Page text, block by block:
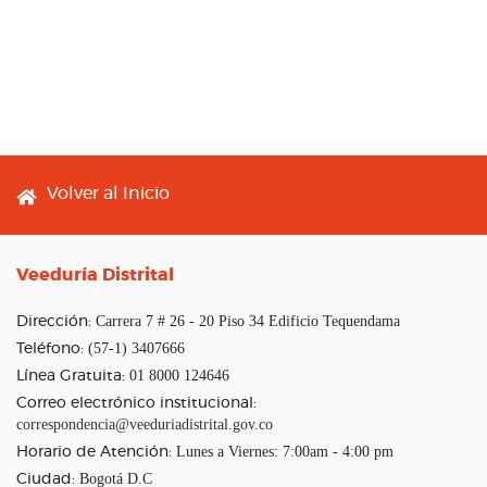
Footer menu
Volver al Inicio
Veeduría Distrital
Dirección: Carrera 7 # 26 - 20 Piso 34 Edificio Tequendama
Teléfono: (57-1) 3407666
Línea Gratuita: 01 8000 124646
Correo electrónico institucional:
correspondencia@veeduriadistrital.gov.co
Horario de Atención: Lunes a Viernes: 7:00am - 4:00 pm
Ciudad: Bogotá D.C